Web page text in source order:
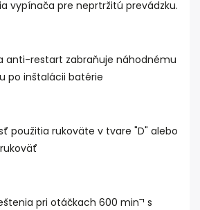
vypínača pre neprtržitú prevádzku.
anti-restart zabraňuje náhodnému
po inštalácii batérie
použitia rukoväte v tvare "D" alebo
pri otáčkach 600 min¯¹ s